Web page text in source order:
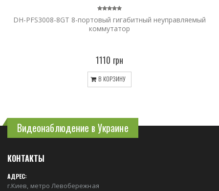
DH-PFS3008-8GT 8-портовый гигабитный неуправляемый
коммутатор
1110 грн
В КОРЗИНУ
Видеонаблюдение в Украине
КОНТАКТЫ
АДРЕС:
г.Киев, метро Левобережная